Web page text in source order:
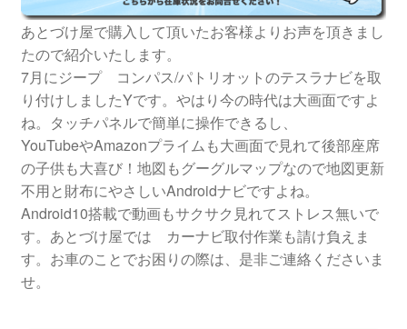
あとづけ屋で購入して頂いたお客様よりお声を頂きまし
たので紹介いたします。
7月にジープ コンパス/パトリオットのテスラナビを取
り付けしましたYです。やはり今の時代は大画面ですよ
ね。タッチパネルで簡単に操作できるし、
YouTubeやAmazonプライムも大画面で見れて後部座席
の子供も大喜び！地図もグーグルマップなので地図更新
不用と財布にやさしいAndroidナビですよね。
Android10搭載で動画もサクサク見れてストレス無いで
す。あとづけ屋では カーナビ取付作業も請け負えま
す。お車のことでお困りの際は、是非ご連絡くださいま
せ。